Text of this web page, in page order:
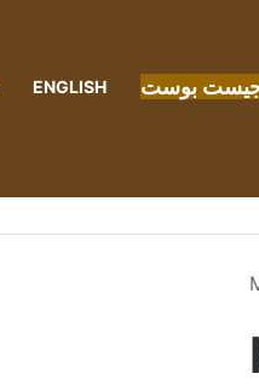
جيست بوست ENGLISH